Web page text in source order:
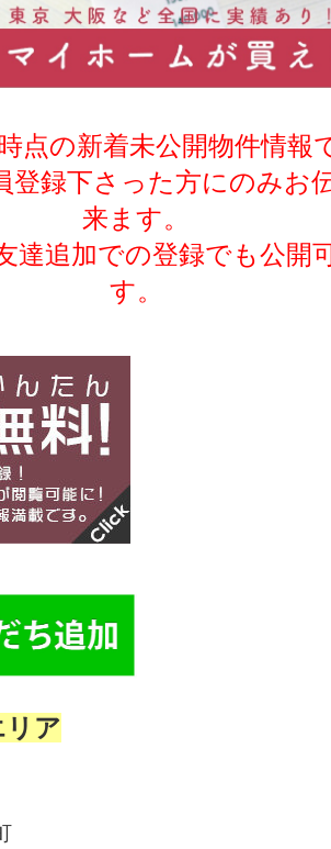
点の新着未公開物件情報
登録下さった方にのみお
来ます。
達追加での登録でも公開
す。
リア